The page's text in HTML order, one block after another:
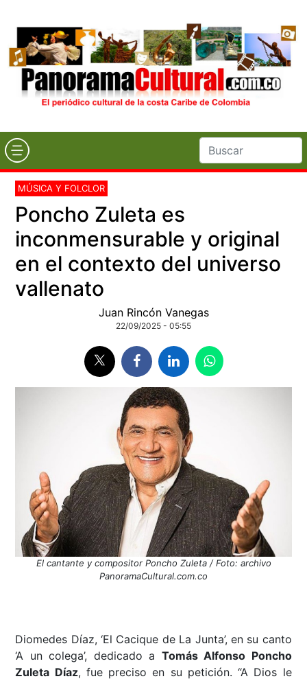
MÚSICA Y FOLCLOR
Poncho Zuleta es
inconmensurable y original
en el contexto del universo
vallenato
Juan Rincón Vanegas
22/09/2025 - 05:55
El cantante y compositor Poncho Zuleta / Foto: archivo
PanoramaCultural.com.co
Diomedes Díaz, ‘El Cacique de La Junta’, en su canto
‘A un colega’, dedicado a Tomás Alfonso Poncho
Zuleta Díaz, fue preciso en su petición. “A Dios le